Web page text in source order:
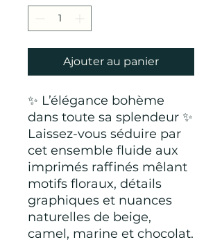
Ajouter au panier
✨ L’élégance bohème
dans toute sa splendeur ✨
Laissez-vous séduire par
cet ensemble fluide aux
imprimés raffinés mêlant
motifs floraux, détails
graphiques et nuances
naturelles de beige,
camel, marine et chocolat.